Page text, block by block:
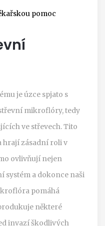
pomoc
je úzce spjato s
mikroflóry, tedy
ve střevech. Tito
hrají zásadní roli v
ovlivňují nejen
systém a dokonce naši
pomáhá
některé
invazí škodlivých